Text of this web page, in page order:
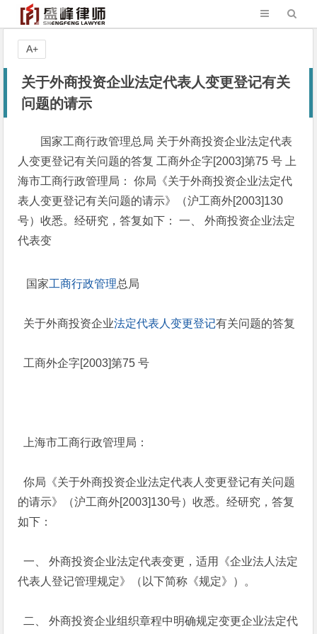
关于外商投资企业法定代表人变更登记有关
问题的请示
国家工商行政管理总局 关于外商投资企业法定代表
人变更登记有关问题的答复 工商外企字[2003]第75 号 上
海市工商行政管理局： 你局《关于外商投资企业法定代
表人变更登记有关问题的请示》（沪工商外[2003]130
号）收悉。经研究，答复如下： 一、 外商投资企业法定
代表变
国家工商行政管理总局
关于外商投资企业法定代表人变更登记有关问题的答复
工商外企字[2003]第75 号
上海市工商行政管理局：
你局《关于外商投资企业法定代表人变更登记有关问题
的请示》（沪工商外[2003]130号）收悉。经研究，答复
如下：
一、 外商投资企业法定代表变更，适用《企业法人法定
代表人登记管理规定》（以下简称《规定》）。
二、 外商投资企业组织章程中明确规定变更企业法定代
A+